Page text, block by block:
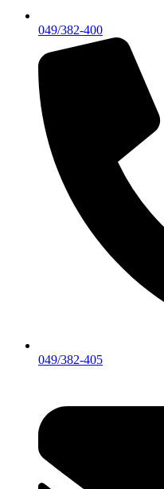
049/382-400
049/382-405